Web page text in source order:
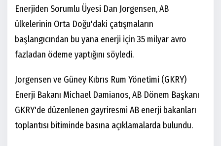
Enerjiden Sorumlu Üyesi Dan Jorgensen, AB
ülkelerinin Orta Doğu'daki çatışmaların
başlangıcından bu yana enerji için 35 milyar avro
fazladan ödeme yaptığını söyledi.
Jorgensen ve Güney Kıbrıs Rum Yönetimi (GKRY)
Enerji Bakanı Michael Damianos, AB Dönem Başkanı
GKRY'de düzenlenen gayriresmi AB enerji bakanları
toplantısı bitiminde basına açıklamalarda bulundu.